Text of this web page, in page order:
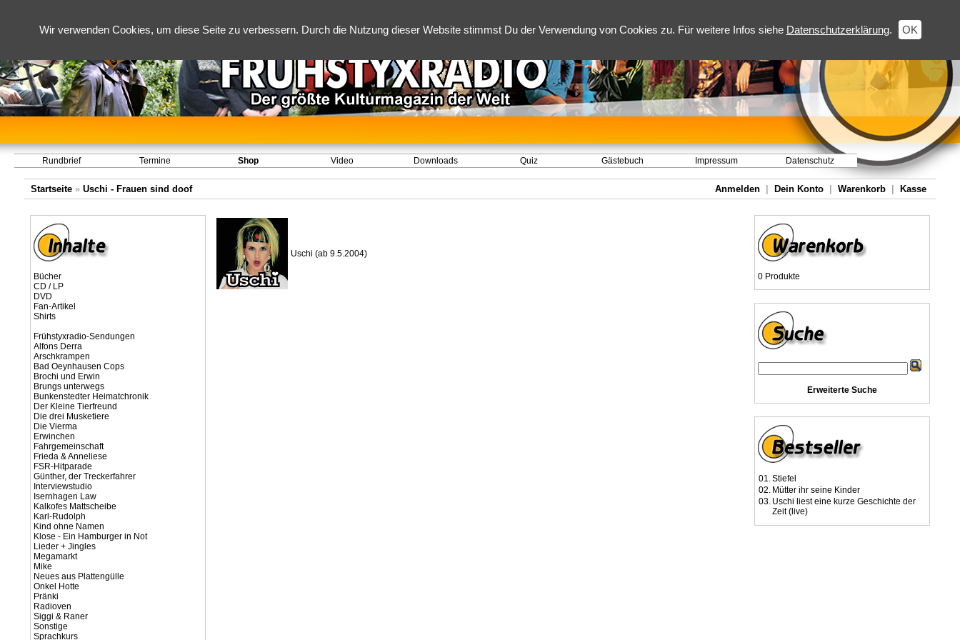
Wir verwenden Cookies, um diese Seite zu verbessern. Durch die Nutzung dieser Website stimmst Du der Verwendung von Cookies zu. Für weitere Infos siehe Datenschutzerklärung. OK
Rundbrief Termine Shop Video Downloads Quiz Gästebuch Impressum Datenschutz
Startseite » Uschi - Frauen sind doof Anmelden Dein Konto Warenkorb Kasse
Bücher
CD / LP
DVD
Fan-Artikel
Shirts
Frühstyxradio-Sendungen
Alfons Derra
Arschkrampen
Bad Oeynhausen Cops
Brochi und Erwin
Brungs unterwegs
Bunkenstedter Heimatchronik
Der Kleine Tierfreund
Die drei Musketiere
Die Vierma
Erwinchen
Fahrgemeinschaft
Frieda & Anneliese
FSR-Hitparade
Günther, der Treckerfahrer
Interviewstudio
Isernhagen Law
Kalkofes Mattscheibe
Karl-Rudolph
Kind ohne Namen
Klose - Ein Hamburger in Not
Lieder + Jingles
Megamarkt
Mike
Neues aus Plattengülle
Onkel Hotte
Pränki
Radioven
Siggi & Raner
Sonstige
Sprachkurs
Uschi (ab 9.5.2004)
0 Produkte
Erweiterte Suche
01.Stiefel
02. Mütter ihr seine Kinder
03. Uschi liest eine kurze Geschichte der
Zeit (live)